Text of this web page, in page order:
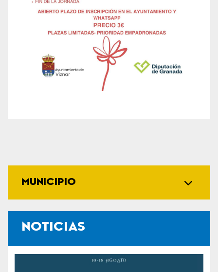
MUNICIPIO
NOTICIAS